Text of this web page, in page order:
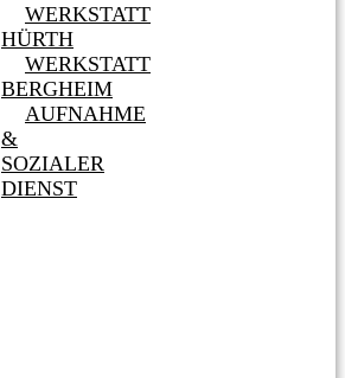
WERKSTATT
HÜRTH
WERKSTATT
BERGHEIM
AUFNAHME
&
SOZIALER
DIENST